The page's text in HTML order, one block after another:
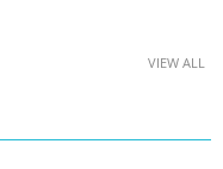
VIEW ALL